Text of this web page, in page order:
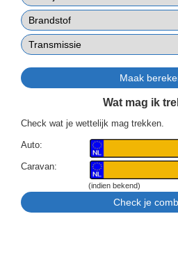
Wat mag ik
Check wat je wettelijk mag trekken.
Auto:
Caravan:
(indien bekend)